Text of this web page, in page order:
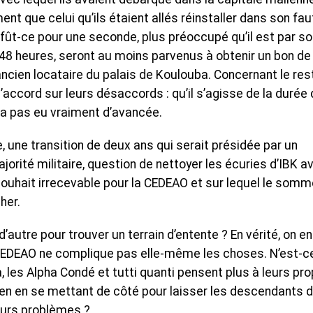
que celui qu’ils étaient allés réinstaller dans son
ce pour une seconde, plus préoccupé qu’il est par
heures, seront au moins parvenus à obtenir un bon de
locataire du palais de Koulouba. Concernant le
sur leurs désaccords : qu’il s’agisse de la durée
pas eu vraiment d’avancée.
transition de deux ans qui serait présidée par un
militaire, question de nettoyer les écuries d’IBK
irrecevable pour la CEDEAO et sur lequel le
pour trouver un terrain d’entente ? En vérité, on
ne complique pas elle-même les choses. N’est-
les Alpha Condé et tutti quanti pensent plus à leurs
en se mettant de côté pour laisser les descendants